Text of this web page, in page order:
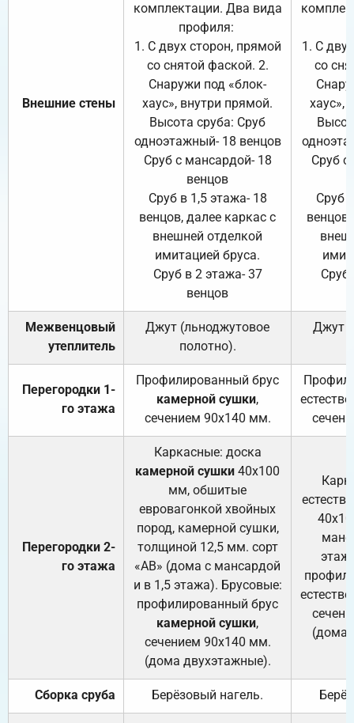
Внешние стены
комплектации. Два вида
профиля:
1. С двух сторон, прямой
со снятой фаской. 2.
Снаружи под «блок-
хаус», внутри прямой.
Высота сруба: Сруб
одноэтажный- 18 венцов
Сруб с мансардой- 18
венцов
Сруб в 1,5 этажа- 18
венцов, далее каркас с
внешней отделкой
имитацией бруса.
Сруб в 2 этажа- 37
венцов
1. С
со
хаус»,
Сруб с
Сруб
Сруб
Межвенцовый
утеплитель
Джут (льноджутовое
полотно).
Джут
Перегородки 1-
го этажа
Профилированный брус
камерной сушки,
сечением 90х140 мм.
Перегородки 2-
го этажа
Каркасные: доска
камерной сушки 40х100
мм, обшитые
евровагонкой хвойных
пород, камерной сушки,
толщиной 12,5 мм. сорт
«АВ» (дома с мансардой
и в 1,5 этажа). Брусовые:
профилированный брус
камерной сушки,
сечением 90х140 мм.
(дома двухэтажные).
(дома
Сборка сруба Берёзовый нагель.